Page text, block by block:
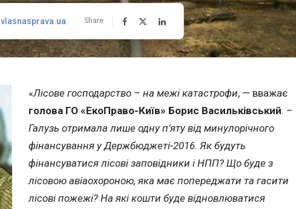
vlasnasprava.ua Share
«Лісове господарство – на межі катастрофи, — вважає
голова ГО «ЕкоПраво-Київ» Борис Васильківський. –
Галузь отримала лише одну п’яту від минулорічного
фінансування у Держбюджеті-2016. Як будуть
фінансуватися лісові заповідники і НПП? Що буде з
лісовою авіаохороною, яка має попереджати та гасити
лісові пожежі? На які кошти буде відновлюватися